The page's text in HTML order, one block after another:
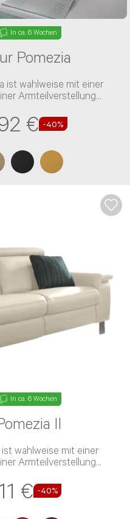
In ca. 6 Wochen
Pomezia
ist wahlweise mit einer
Armteilverstellung
€ -40%
In ca. 6 Wochen
II
wahlweise mit einer
Armteilverstellung
€ -40%